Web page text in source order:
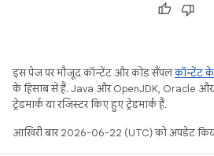
इस पेज पर मौजूद कॉन्टेंट और कोड सैंपलकॉन्टेंट
के हिसाब से हैं. Java और OpenJDK, Oracle
ट्रेडमार्क या रजिस्टर किए हुए ट्रेडमार्क हैं.
आखिरी बार 2026-06-22 (UTC) को अपडेट